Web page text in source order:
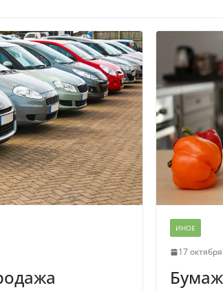
ИНОЕ
17